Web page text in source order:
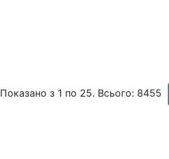
Показано з 1 по 25. Всього: 8455